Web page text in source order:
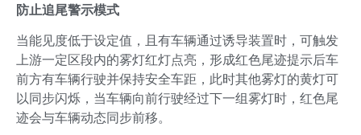
防止追尾警示模式
当能见度低于设定值，且有车辆通过诱导装置时，可触发
上游一定区段内的雾灯红灯点亮，形成红色尾迹提示后车
前方有车辆行驶并保持安全车距，此时其他雾灯的黄灯可
以同步闪烁，当车辆向前行驶经过下一组雾灯时，红色尾
迹会与车辆动态同步前移。